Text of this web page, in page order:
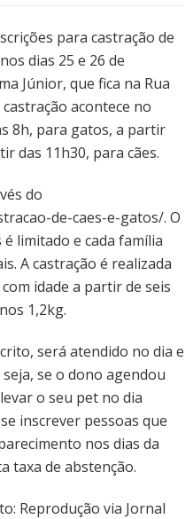
para castração de
dias 25 e 26 de
Júnior, que fica na Rua
acontece no
8h, para gatos, a partir
das 11h30, para cães.
do
de-caes-e-gatos/. O
limitado e cada família
A castração é realizada
idade a partir de seis
1,2kg.
será atendido no dia e
se o dono agendou
o seu pet no dia
inscrever pessoas que
nos dias da
taxa de abstenção.
Reprodução via Jornal